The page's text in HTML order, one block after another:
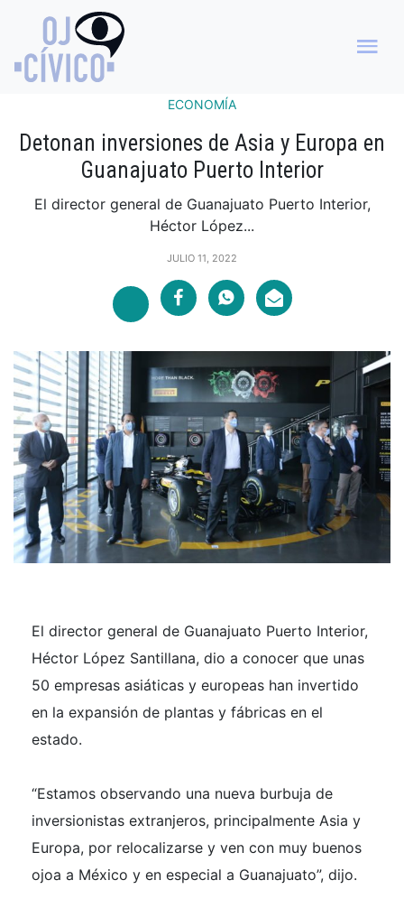
ECONOMÍA
Detonan inversiones de Asia y Europa en
Guanajuato Puerto Interior
El director general de Guanajuato Puerto Interior,
Héctor López...
JULIO 11, 2022
El director general de Guanajuato Puerto Interior,
Héctor López Santillana, dio a conocer que unas
50 empresas asiáticas y europeas han invertido
en la expansión de plantas y fábricas en el
estado.
“Estamos observando una nueva burbuja de
inversionistas extranjeros, principalmente Asia y
Europa, por relocalizarse y ven con muy buenos
ojoa a México y en especial a Guanajuato”, dijo.